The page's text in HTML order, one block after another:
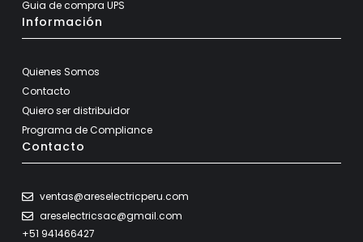
Guia de compra UPS
Información
Quienes Somos
Contacto
Quiero ser distribuidor
Programa de Compliance
Contacto
ventas@areselectricperu.com
areselectricsac@gmail.com
+51 941466427